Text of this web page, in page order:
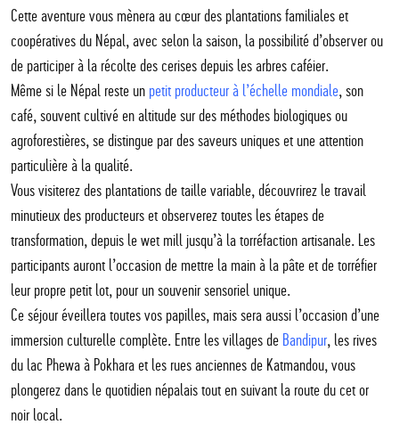
Cette aventure vous mènera au cœur des plantations familiales et
coopératives du Népal, avec selon la saison, la possibilité d’observer ou
de participer à la récolte des cerises depuis les arbres caféier.
Même si le Népal reste un petit producteur à l’échelle mondiale, son
café, souvent cultivé en altitude sur des méthodes biologiques ou
agroforestières, se distingue par des saveurs uniques et une attention
particulière à la qualité.
Vous visiterez des plantations de taille variable, découvrirez le travail
minutieux des producteurs et observerez toutes les étapes de
transformation, depuis le wet mill jusqu’à la torréfaction artisanale. Les
participants auront l’occasion de mettre la main à la pâte et de torréfier
leur propre petit lot, pour un souvenir sensoriel unique.
Ce séjour éveillera toutes vos papilles, mais sera aussi l’occasion d’une
immersion culturelle complète. Entre les villages de Bandipur, les rives
du lac Phewa à Pokhara et les rues anciennes de Katmandou, vous
plongerez dans le quotidien népalais tout en suivant la route du cet or
noir local.